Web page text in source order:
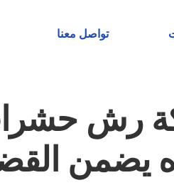
تواصل معنا
رش
يضمن